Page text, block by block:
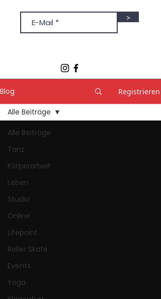
>
Blog Registrieren
Alle Beiträge
Tanz
Körperarbeit
Leben
Studio
Online
Lifepoint
Roller Skate
Events
Yoga
Alle Beiträge